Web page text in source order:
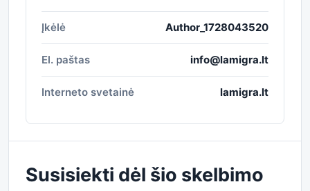
Įkėlė Author_1728043520
El. paštas info@lamigra.lt
Interneto svetainė lamigra.lt
Susisiekti dėl šio skelbimo